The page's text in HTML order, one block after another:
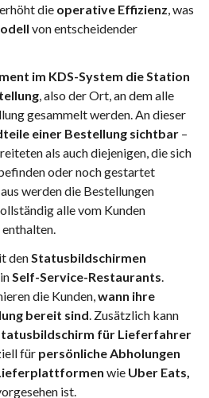
erhöht die operative Effizienz , was
von entscheidender
im KDS-System die Station
, also der Ort, an dem alle
gesammelt werden. An dieser
einer Bestellung sichtbar –
als auch diejenigen, die sich
oder noch gestartet
werden die Bestellungen
alle vom Kunden
den Statusbildschirmen
Self-Service-Restaurants
die Kunden, wann ihre
bereit sind . Zusätzlich kann
für Lieferfahrer
für persönliche Abholungen
wie Uber Eats,
ist.